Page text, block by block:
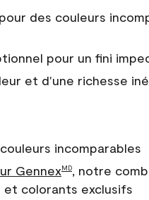
des couleurs
pour un fini
et d'une richesse
incomparables
GennexMD, notre
colorants exclusifs